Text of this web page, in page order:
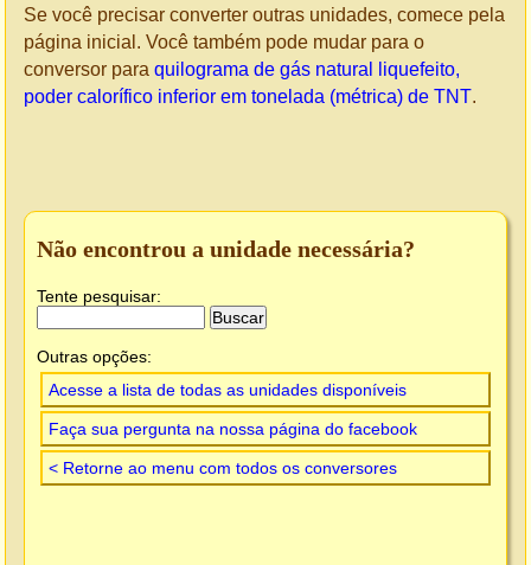
Se você precisar converter outras unidades, comece pela
página inicial. Você também pode mudar para o
conversor para quilograma de gás natural liquefeito,
poder calorífico inferior em tonelada (métrica) de TNT.
Não encontrou a unidade necessária?
Tente pesquisar:
Outras opções:
Acesse a lista de todas as unidades disponíveis
Faça sua pergunta na nossa página do facebook
< Retorne ao menu com todos os conversores